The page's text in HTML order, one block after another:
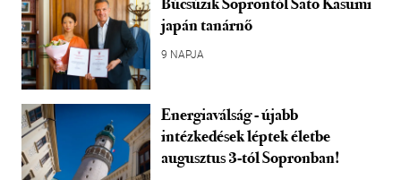
japán tanárnő
9 NAPJA
Energiaválság - újabb
intézkedések léptek életbe
augusztus 3-tól Sopronban!